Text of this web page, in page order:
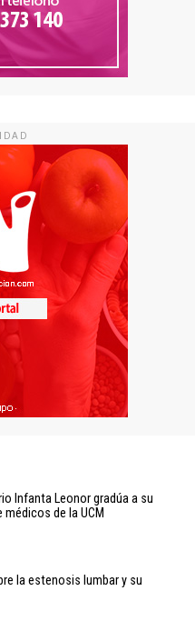
Infanta Leonor gradúa a su
de la UCM
la estenosis lumbar y su